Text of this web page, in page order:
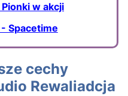
w akcji
Spacetime
cechy
Rewaliadcja